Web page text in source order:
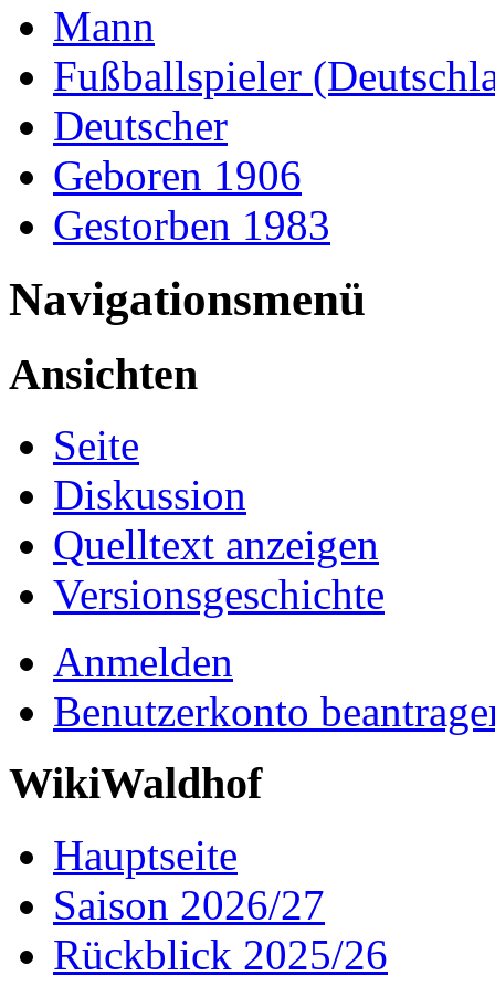
Mann
Fußballspieler
Deutscher
Geboren 1906
Gestorben 1983
Navigationsmenü
Ansichten
Seite
Diskussion
Quelltext anzeigen
Versionsgeschichte
Anmelden
Benutzerkonto
WikiWaldhof
Hauptseite
Saison 2026/27
Rückblick 2025/26